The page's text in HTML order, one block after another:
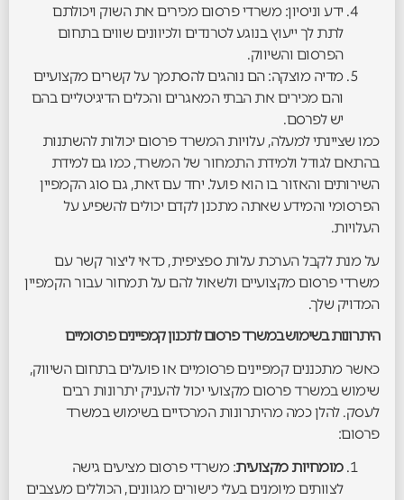
ידע וניסיון: משרדי פרסום מכירים את השוק ויכולתם
לתת לך ייעוץ בנוגע לטרנדים ולכיוונים שווים בתחום
הפרסום והשיווק.
מדיה מוצקה: הם נוהגים להסתמך על קשרים מקצועיים
והם מכירים את הבתי המאגרים והכלים הדיגיטליים בהם
יש לפרסם.
כמו שציינתי למעלה, עלויות המשרד פרסום יכולות להשתנות
בהתאם לגודל ולמידת התמחור של המשרד, כמו גם למידת
השירותים והאזור בו הוא פועל. יחד עם זאת, גם סוג הקמפיין
הפרסומי והמידע שאתה מתכנן לקדם יכולים להשפיע על
העלויות.
על מנת לקבל הערכת עלות ספציפית, כדאי ליצור קשר עם
משרדי פרסום מקצועיים ולשאול להם על תמחור עבור הקמפיין
המדויק שלך.
היתרונות בשימוש במשרד פרסום לתכנון קמפיינים פרסומיים
כאשר מתכננים קמפיינים פרסומיים או פועלים בתחום השיווק,
שימוש במשרד פרסום מקצועי יכול להעניק יתרונות רבים
לעסק. להלן כמה מהיתרונות המרכזיים בשימוש במשרד
פרסום:
מומחיות מקצועית: משרדי פרסום מציעים גישה
לצוותים מיומנים בעלי כישורים מגוונים, הכוללים מעצבים